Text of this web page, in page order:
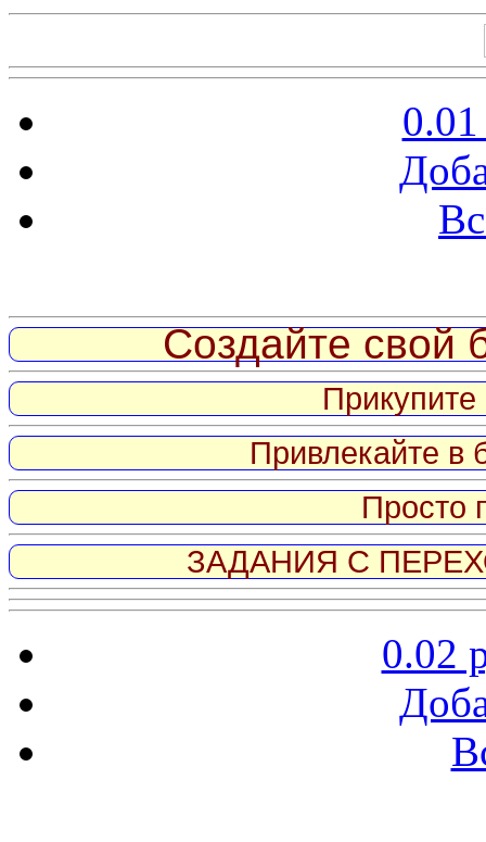
Создайте свой
Привлекайте в
Просто
ЗАДАНИЯ С
0.02